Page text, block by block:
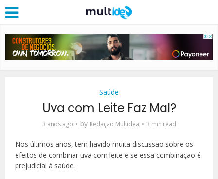
Saúde
Uva com Leite Faz Mal?
3 anos ago by Redação Multidea 3 min read
Nos últimos anos, tem havido muita discussão sobre os
efeitos de combinar uva com leite e se essa combinação é
prejudicial à saúde.